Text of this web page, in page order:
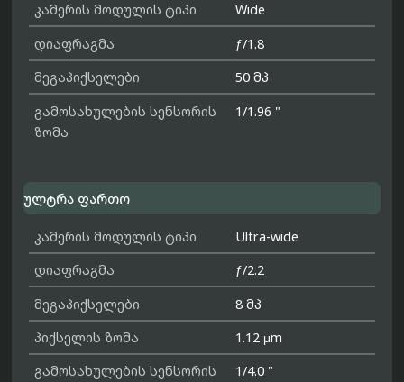
კამერის მოდულის ტიპი
Wide
დიაფრაგმა
ƒ/1.8
მეგაპიქსელები
50 მპ
გამოსახულების სენსორის
ზომა
1/1.96 "
ულტრა ფართო
კამერის მოდულის ტიპი
Ultra-wide
დიაფრაგმა
ƒ/2.2
მეგაპიქსელები
8 მპ
პიქსელის ზომა
1.12 μm
გამოსახულების სენსორის
1/4.0 "